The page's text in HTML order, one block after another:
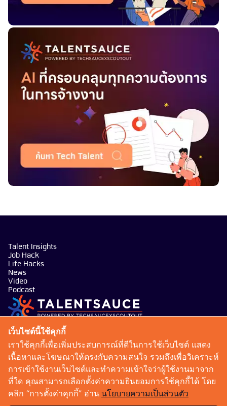
Talent Insights
Job Hack
Life Hacks
News
Video
Podcast
บริษัท เทคซอส มีเดีย จำกัด
101 ทรู ดิจิทัล พาร์ค อาคาร กริฟฟิน ชั้น 14 ห้อง 1401
ถนนสุขุมวิท แขวงบางจาก เขตพระโขนง กรุงเทพมหานคร
10260
talentsauce@techsauce.co
02-001-5375
เว็บไซต์นี้ใช้คุกกี้
เราใช้คุกกี้เพื่อเพิ่มประสบการณ์ที่ดีในการใช้เว็บไซต์ แสดง
เนื้อหาและโฆษณาให้ตรงกับความสนใจ รวมถึงเพื่อวิเคราะห์
การเข้าใช้งานเว็บไซต์และทำความเข้าใจว่าผู้ใช้งานมาจาก
ที่ใด คุณสามารถเลือกตั้งค่าความยินยอมการใช้คุกกี้ได้ โดย
คลิก “การตั้งค่าคุกกี้” อ่าน นโยบายความเป็นส่วนตัว